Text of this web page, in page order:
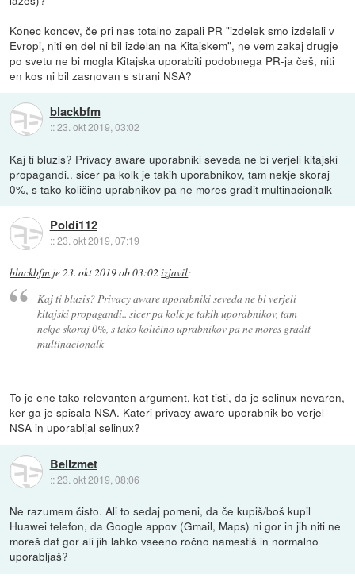
Konec koncev, če pri nas totalno zapali PR "izdelek smo izdelali v
Evropi, niti en del ni bil izdelan na Kitajskem", ne vem zakaj drugje
po svetu ne bi mogla Kitajska uporabiti podobnega PR-ja češ, niti
en kos ni bil zasnovan s strani NSA?
blackbfm
::23. okt 2019, 03:02
Kaj ti bluzis? Privacy aware uporabniki seveda ne bi verjeli kitajski
propagandi.. sicer pa kolk je takih uporabnikov, tam nekje skoraj
0%, s tako količino uprabnikov pa ne mores gradit multinacionalk
Poldi112
::23. okt 2019, 07:19
blackbfm je23. okt 2019 ob 03:02 izjavil:
Kaj ti bluzis? Privacy aware uporabniki seveda ne bi verjeli
kitajski propagandi.. sicer pa kolk je takih uporabnikov, tam
nekje skoraj 0%, s tako količino uprabnikov pa ne mores gradit
multinacionalk
To je ene tako relevanten argument, kot tisti, da je selinux nevaren,
ker ga je spisala NSA. Kateri privacy aware uporabnik bo verjel
NSA in uporabljal selinux?
Bellzmet
::23. okt 2019, 08:06
Ne razumem čisto. Ali to sedaj pomeni, da če kupiš/boš kupil
Huawei telefon, da Google appov (Gmail, Maps) ni gor in jih niti ne
moreš dat gor ali jih lahko vseeno ročno namestiš in normalno
uporabljaš?